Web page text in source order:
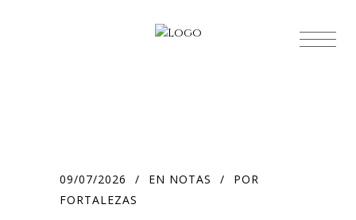
09/07/2026 EN NOTAS
POR
FORTALEZAS